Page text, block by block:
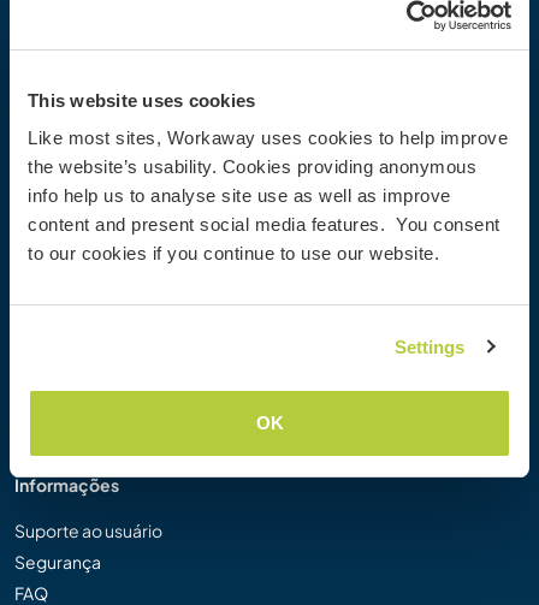
This website uses cookies
Like most sites, Workaway uses cookies to help improve
the website’s usability. Cookies providing anonymous
info help us to analyse site use as well as improve
content and present social media features. You consent
to our cookies if you continue to use our website.
Settings
OK
Dar uma experiência Workaway de presente
Comunidade
Workaway Blog
Galeria de Fotos Workaway
Workaway.tv
Informações
Suporte ao usuário
Segurança
FAQ